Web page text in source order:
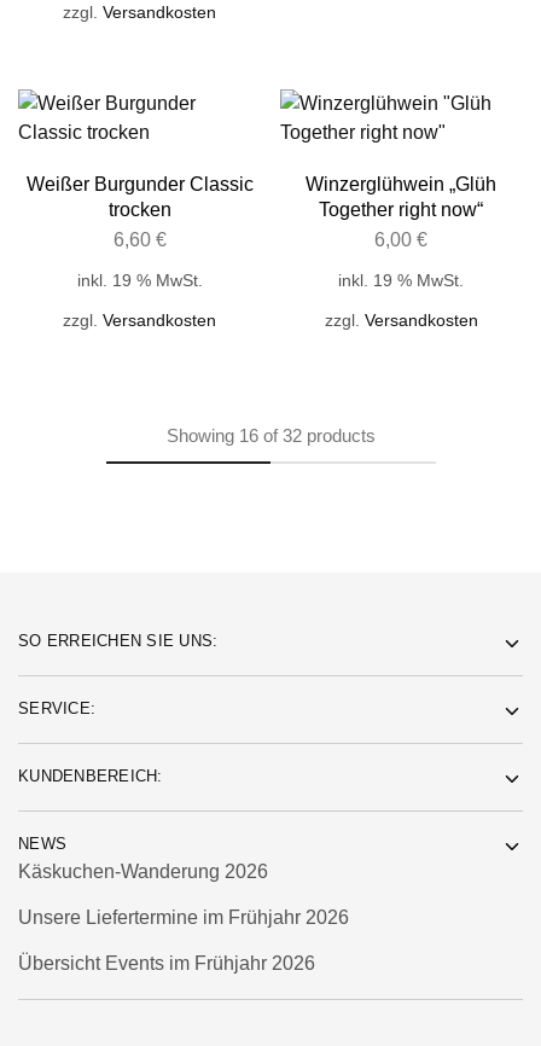
zzgl.Versandkosten
Weißer Burgunder Classic
trocken
6,60 €
inkl. 19 % MwSt.
zzgl.Versandkosten
Winzerglühwein „Glüh
Together right now“
6,00€
inkl. 19 % MwSt.
zzgl. Versandkosten
Showing16 of32 products
SO ERREICHEN SIE UNS:
SERVICE:
KUNDENBEREICH:
NEWS
Käskuchen-Wanderung 2026
Unsere Liefertermine im Frühjahr 2026
Übersicht Events im Frühjahr 2026